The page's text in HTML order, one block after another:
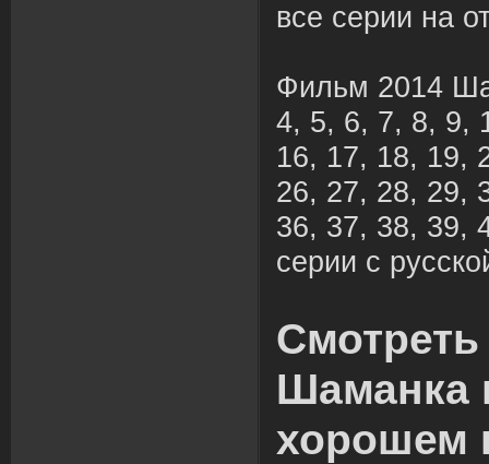
все серии на
Фильм 2014
4, 5, 6, 7, 8, 9,
16, 17, 18, 19,
26, 27, 28, 29,
36, 37, 38, 39,
серии с
Шаманка
хорошем